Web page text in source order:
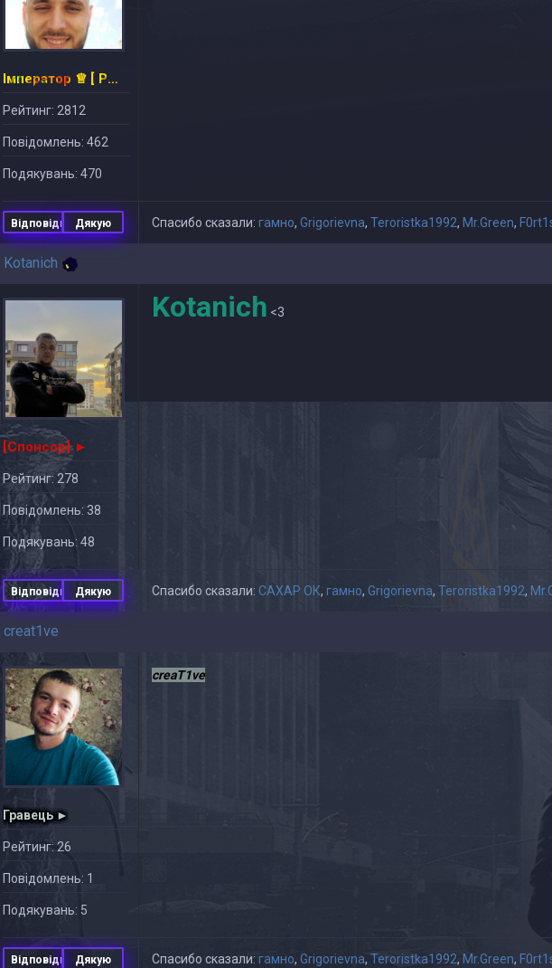
Імператор ♕ [ PUB ]
Рейтинг: 2812
Повідомлень: 462
Подякувань: 470
Відповідь Дякую Спасибо сказали: гамно, Grigorievna, Teroristka1992, Mr.Green,
Kotanich
[Спонсор] ►
Рейтинг: 278
Повідомлень: 38
Подякувань: 48
Kotanich <3
Відповідь Дякую Спасибо сказали: САХАР ОК, гамно, Grigorievna, Teroristka1992,
creat1ve
Гравець ►
Рейтинг: 26
Повідомлень: 1
Подякувань: 5
creaT1ve
Відповідь Дякую Спасибо сказали: гамно, Grigorievna, Teroristka1992, Mr.Green,